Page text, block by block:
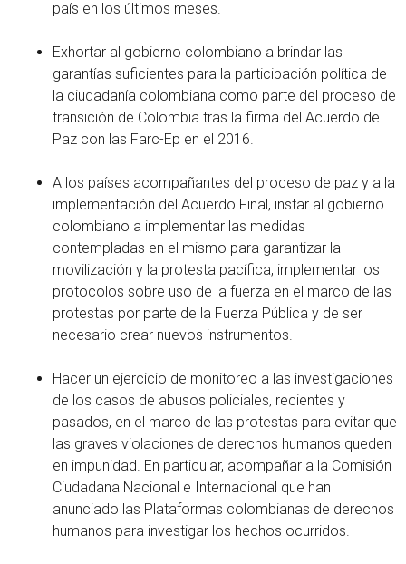
país en los últimos meses.
Exhortar al gobierno colombiano a brindar las
garantías suficientes para la participación política de
la ciudadanía colombiana como parte del proceso de
transición de Colombia tras la firma del Acuerdo de
Paz con las Farc-Ep en el 2016.
A los países acompañantes del proceso de paz y a la
implementación del Acuerdo Final, instar al gobierno
colombiano a implementar las medidas
contempladas en el mismo para garantizar la
movilización y la protesta pacífica, implementar los
protocolos sobre uso de la fuerza en el marco de las
protestas por parte de la Fuerza Pública y de ser
necesario crear nuevos instrumentos.
Hacer un ejercicio de monitoreo a las investigaciones
de los casos de abusos policiales, recientes y
pasados, en el marco de las protestas para evitar que
las graves violaciones de derechos humanos queden
en impunidad. En particular, acompañar a la Comisión
Ciudadana Nacional e Internacional que han
anunciado las Plataformas colombianas de derechos
humanos para investigar los hechos ocurridos.